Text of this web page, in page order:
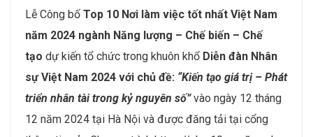
hợp tác với các trường đại học quốc tế, giúp người lao
động có kiến thức và kỹ năng đáp ứng yêu cầu toàn
cầu hóa. Đồng thời, những doanh nghiệp lớn trong
ngành cũng sẽ tập trung nhiều hơn vào việc thu hút
nhân tài toàn cầu, nhằm đảm bảo chất lượng và hiệu
quả của các dự án quốc tế.